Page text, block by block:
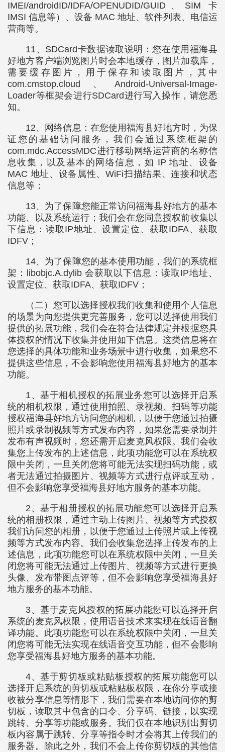
IMEI/androidID/IDFA/OPENUDID/GUID、SIM 卡
IMSI 信息等）、设备 MAC 地址、软件列表、电信运
营商等。
11、SDCard卡数据读取说明：您在使用福海县
好地方客户端浏览图片时会本地缓存，图片加载库，
需要缓存图片，用于保存和读取图片，其中
com.cmstop.cloud、Android-Universal-Image-
Loader等框架会进行SDCard进行写入操作，请您悉
知。
12、网络信息：在您使用福海县好地方时，为保
证您的基础访问服务，我们会通过系统框架的
com.mdc.AccessMDC进行移动网络运营商的名称信
息收集，以及基本的网络信息，如 IP 地址、设备
MAC 地址、设备属性、WiFi扫描结果、连接和状态
信息等；
13、为了保障您能正常访问福海县好地方的基本
功能、以及系统运行；我们会在您同意授权前收集以
下信息：读取IP地址、设置定位、获取IDFA、获取
IDFV；
14、为了保障您的基本使用功能，我们的系统框
架：libobjc.A.dylib 会获取以下信息：读取IP地址、
设置定位、获取IDFA、获取IDFV；
（二）您可以选择授权我们收集和使用个人信息
的场景为向您提供更完善服务，您可以选择使用我们
提供的拓展功能，我们会在符合法律规定并根据您具
体授权的情况下收集并使用如下信息。这类信息将在
您选择的具体功能和业务场景中进行收集，如果您不
提供这些信息，不会影响您使用福海县好地方的基本
功能。
1、基于相机授权的拓展业务您可以选择开启系
统的相机权限，通过使用拍照、录视频、扫码等功能
授权福海县好地方访问您的相机，以便于您通过拍摄
照片或录制视频等方式发布内容，如果您需要录制并
发布有声视频时，您还需开启麦克风权限。我们会收
集您上传发布的上述信息，此项功能您可以在系统权
限中关闭，一旦关闭您将可能无法实现扫码功能，或
者无法通过拍摄图片、视频等方式进行点评或互动，
但不会影响您享受福海县好地方服务的基本功能。
2、基于相册授权的拓展功能您可以选择开启系
统的相册权限，通过主动上传图片、视频等方式授权
我们访问您的相册，以便于您通过上传照片或上传视
频等方式发布内容。我们会收集您选择上传发布的上
述信息，此项功能您可以在系统权限中关闭，一旦关
闭您将可能无法通过上传图片、视频等方式进行更换
头像、发布带图点评等，但不会影响您享受福海县好
地方服务的基本功能。
3、基于麦克风授权的拓展功能您可以选择开启
系统的麦克风权限，使用语音技术来实现在线语音翻
译功能。此项功能您可以在系统权限中关闭，一旦关
闭您将可能无法实现在线语音交互功能，但不会影响
您享受福海县好地方服务的基本功能。
4、基于剪切板或粘贴板授权的拓展功能您可以
选择开启系统的剪切板或粘贴板权限，在你分享或接
收被分享信息等情形下，我们需要在本地访问你的剪
切板，读取其中包含的口令、分享码、链接，以实现
跳转、分享等功能或服务。我们仅在本地识别出剪切
板内容属于跳转、分享等指令时才会将其上传我们的
服务器。除此之外，我们不会上传你剪切板的其他信